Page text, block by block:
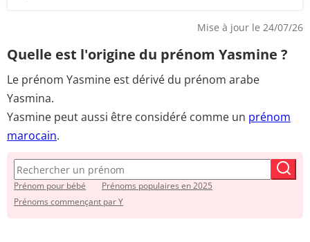
Mise à jour le 24/07/26
Quelle est l'origine du prénom Yasmine ?
Le prénom Yasmine est dérivé du prénom arabe
Yasmina.
Yasmine peut aussi être considéré comme un prénom
marocain.
Prénom pour bébé
Prénoms populaires en 2025
Prénoms commençant par Y